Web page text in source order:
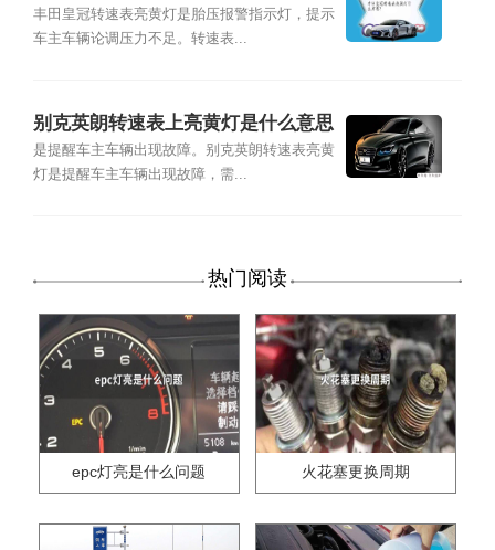
丰田皇冠转速表亮黄灯是胎压报警指示灯，提示
车主车辆论调压力不足。转速表...
别克英朗转速表上亮黄灯是什么意思
是提醒车主车辆出现故障。别克英朗转速表亮黄
灯是提醒车主车辆出现故障，需...
热门阅读
epc灯亮是什么问题 火花塞更换周期